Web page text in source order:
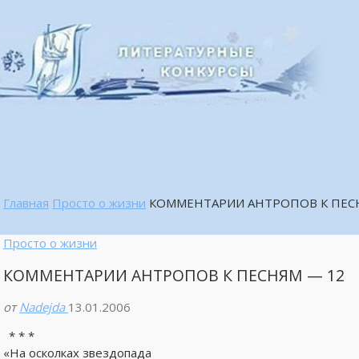
Главная Просто о жизни КОММЕНТАРИИ АНТРОПОВ К
Просто о жизни
КОММЕНТАРИИ АНТРОПОВ К ПЕСНЯМ — 12
от Nadejda 13.01.2006
* * *
«На осколках звездопада